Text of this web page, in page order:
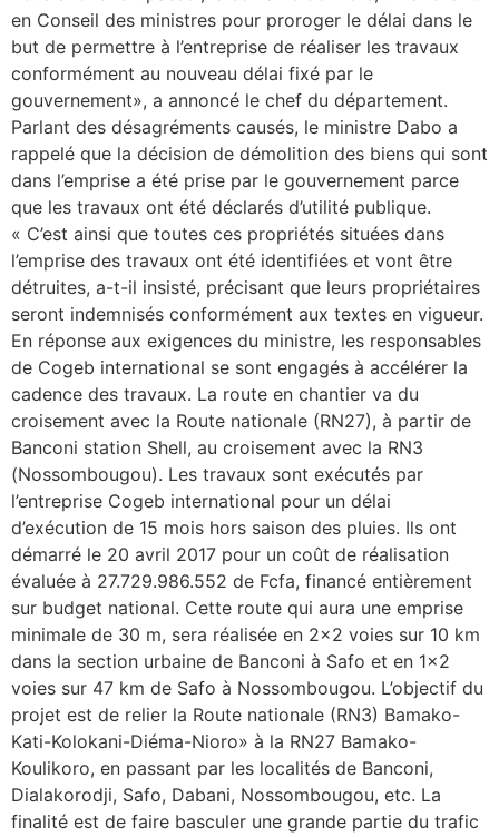
en Conseil des ministres pour proroger le délai dans le
but de permettre à l’entreprise de réaliser les travaux
conformément au nouveau délai fixé par le
gouvernement», a annoncé le chef du département.
Parlant des désagréments causés, le ministre Dabo a
rappelé que la décision de démolition des biens qui sont
dans l’emprise a été prise par le gouvernement parce
que les travaux ont été déclarés d’utilité publique.
« C’est ainsi que toutes ces propriétés situées dans
l’emprise des travaux ont été identifiées et vont être
détruites, a-t-il insisté, précisant que leurs propriétaires
seront indemnisés conformément aux textes en vigueur.
En réponse aux exigences du ministre, les responsables
de Cogeb international se sont engagés à accélérer la
cadence des travaux. La route en chantier va du
croisement avec la Route nationale (RN27), à partir de
Banconi station Shell, au croisement avec la RN3
(Nossombougou). Les travaux sont exécutés par
l’entreprise Cogeb international pour un délai
d’exécution de 15 mois hors saison des pluies. Ils ont
démarré le 20 avril 2017 pour un coût de réalisation
évaluée à 27.729.986.552 de Fcfa, financé entièrement
sur budget national. Cette route qui aura une emprise
minimale de 30 m, sera réalisée en 2×2 voies sur 10 km
dans la section urbaine de Banconi à Safo et en 1×2
voies sur 47 km de Safo à Nossombougou. L’objectif du
projet est de relier la Route nationale (RN3) Bamako-
Kati-Kolokani-Diéma-Nioro» à la RN27 Bamako-
Koulikoro, en passant par les localités de Banconi,
Dialakorodji, Safo, Dabani, Nossombougou, etc. La
finalité est de faire basculer une grande partie du trafic